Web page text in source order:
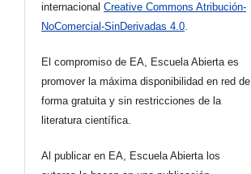
internacionalCreative Commons Atribución-
NoComercial-SinDerivadas 4.0.
El compromiso de EA, Escuela Abierta es
promover la máxima disponibilidad en red de
forma gratuita y sin restricciones de la
literatura científica.
Al publicar en EA, Escuela Abierta los